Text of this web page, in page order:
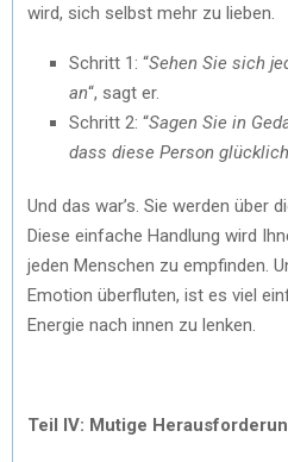
wird, sich selbst mehr zu lieben.
Schritt 1: “Sehen Sie sich
an“, sagt er.
Schritt 2: “Sagen Sie in
dass diese Person
Und das war’s. Sie werden über
Diese einfache Handlung wird
jeden Menschen zu empfinden.
Emotion überfluten, ist es viel
Energie nach innen zu lenken.
Teil IV: Mutige